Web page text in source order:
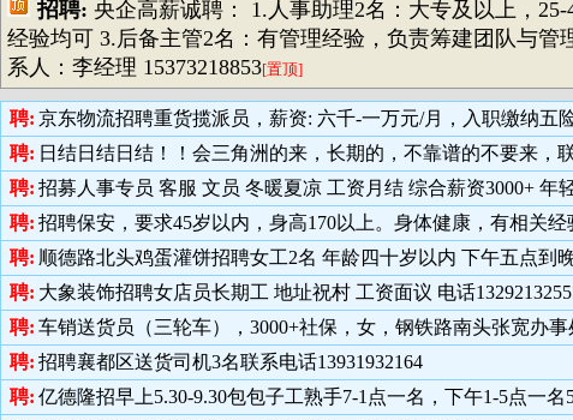
招聘: 央企高薪诚聘： 1.人事助理2名：大专及以上，
经验均可 3.后备主管2名：有管理经验，负责筹建团队与
系人：李经理 15373218853[置顶]
聘: 京东物流招聘重货揽派员，薪资: 六千-一万元/月，入职缴纳五
聘: 日结日结日结！！会三角洲的来，长期的，不靠谱的不要来，
聘: 招募人事专员 客服 文员 冬暖夏凉 工资月结 综合薪资3000+ 年
聘: 招聘保安，要求45岁以内，身高170以上。身体健康，有相关经
聘: 顺德路北头鸡蛋灌饼招聘女工2名 年龄四十岁以内 下午五点到
聘: 大象装饰招聘女店员长期工 地址祝村 工资面议 电话
聘: 车销送货员（三轮车），3000+社保，女，钢铁路南头张宽办事
聘: 招聘襄都区送货司机3名联系电话13931932164
聘: 亿德隆招早上5.30-9.30包包子工熟手7-1点一名，下午1-5点一名